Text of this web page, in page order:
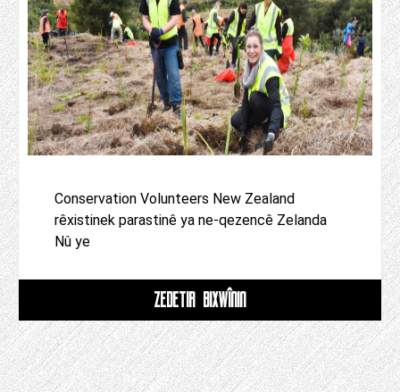
Conservation Volunteers New Zealand
rêxistinek parastinê ya ne-qezencê Zelanda
Nû ye
ZÊDETIR BIXWÎNIN